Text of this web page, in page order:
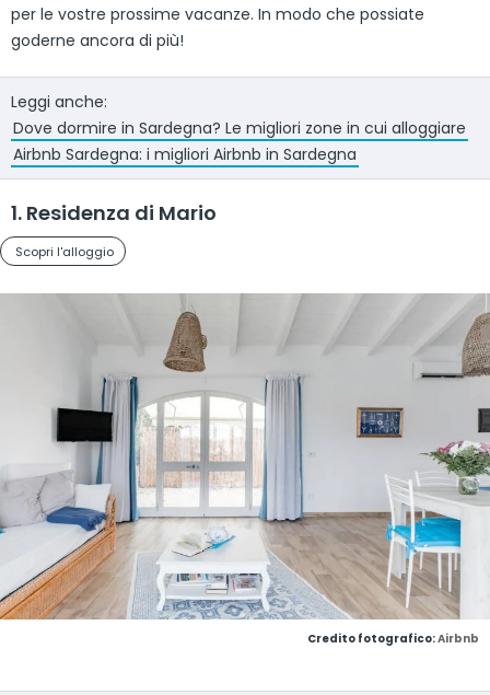
per le vostre prossime vacanze. In modo che possiate
goderne ancora di più!
Leggi anche:
Dove dormire in Sardegna? Le migliori zone in cui alloggiare
Airbnb Sardegna: i migliori Airbnb in Sardegna
1. Residenza di Mario
Scopri l'alloggio
Credito fotografico:Airbnb